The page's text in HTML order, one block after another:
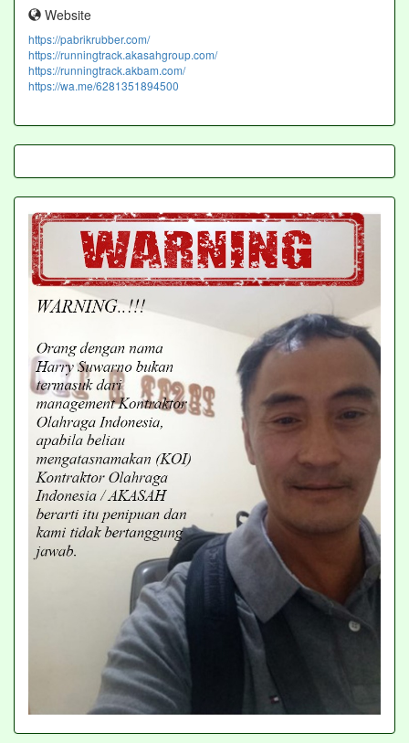
Website
https://pabrikrubber.com/
https://runningtrack.akasahgroup.com/
https://runningtrack.akbam.com/
https://wa.me/6281351894500